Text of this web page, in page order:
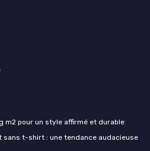
pour un style affirmé et durable
t-shirt : une tendance audacieuse